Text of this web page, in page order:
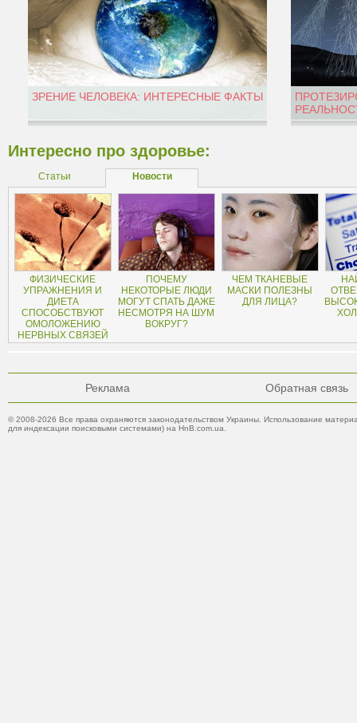
ЗРЕНИЕ ЧЕЛОВЕКА: ИНТЕРЕСНЫЕ ФАКТЫ
Интересно про здоровье:
Статьи Новости
ФИЗИЧЕСКИЕ
УПРАЖНЕНИЯ И
ДИЕТА
СПОСОБСТВУЮТ
ОМОЛОЖЕНИЮ
НЕРВНЫХ СВЯЗЕЙ
ПОЧЕМУ
НЕКОТОРЫЕ ЛЮДИ
МОГУТ СПАТЬ ДАЖЕ
НЕСМОТРЯ НА ШУМ
ВОКРУГ?
ЧЕМ ТКАНЕВЫЕ
МАСКИ ПОЛЕЗНЫ
ДЛЯ ЛИЦА?
Реклама Обратная связь
© 2008-2026 Все права охраняются законодательством Украины. Использование
для индексации поисковыми системами) на HnB.com.ua.